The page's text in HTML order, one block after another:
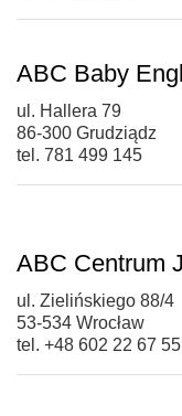
ABC Baby
ul. Hallera 79
86-300 Grudziądz
tel. 781 499 145
ABC Centrum
ul. Zielińskiego 88/4
53-534 Wrocław
tel. +48 602 22 67 55